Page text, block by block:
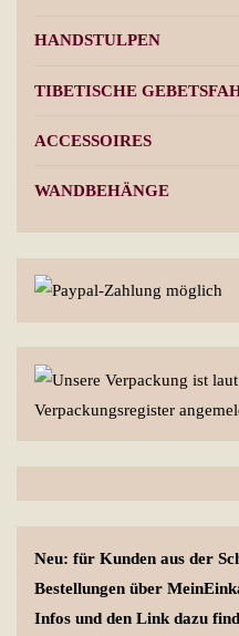
HANDSTULPEN
TIBETISCHE
ACCESSOIRES
WANDBEHÄNGE
Neu: für Kunden aus der
Bestellungen über
Infos und den Link dazu